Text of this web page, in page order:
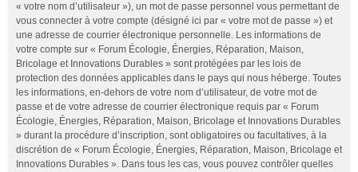
« votre nom d’utilisateur »), un mot de passe personnel vous permettant de
vous connecter à votre compte (désigné ici par « votre mot de passe ») et
une adresse de courrier électronique personnelle. Les informations de
votre compte sur « Forum Écologie, Énergies, Réparation, Maison,
Bricolage et Innovations Durables » sont protégées par les lois de
protection des données applicables dans le pays qui nous héberge. Toutes
les informations, en-dehors de votre nom d’utilisateur, de votre mot de
passe et de votre adresse de courrier électronique requis par « Forum
Écologie, Énergies, Réparation, Maison, Bricolage et Innovations Durables
» durant la procédure d’inscription, sont obligatoires ou facultatives, à la
discrétion de « Forum Écologie, Énergies, Réparation, Maison, Bricolage et
Innovations Durables ». Dans tous les cas, vous pouvez contrôler quelles